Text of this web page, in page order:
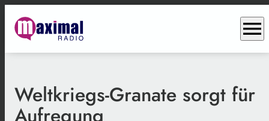
menu
Weltkriegs-Granate sorgt für